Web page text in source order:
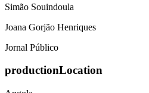
Simão Souindoula
Joana Gorjão Henriques
Jornal Público
productionLocation